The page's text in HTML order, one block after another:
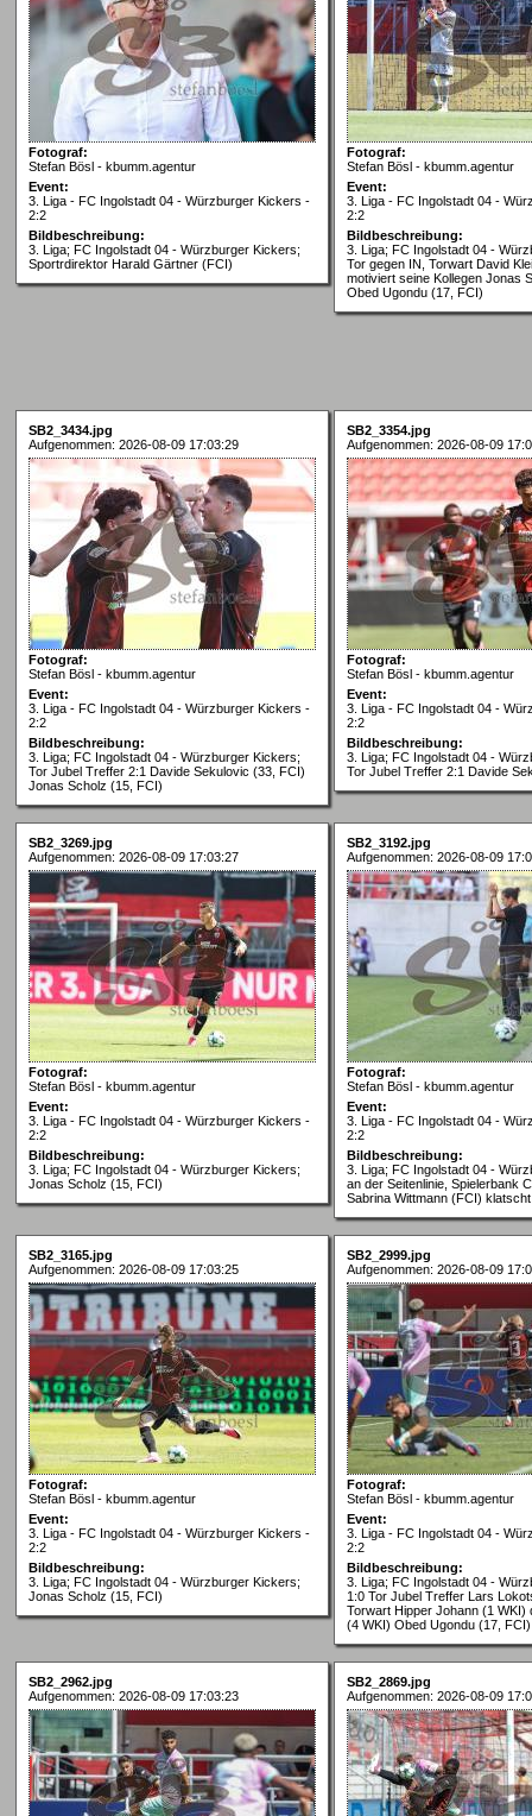
Fotograf:
Stefan Bösl - kbumm.agentur
Event:
3. Liga - FC Ingolstadt 04 - Würzburger Kickers -
2:2
Bildbeschreibung:
3. Liga; FC Ingolstadt 04 - Würzburger Kickers;
Sportrdirektor Harald Gärtner (FCI)
Fotograf:
Stefan Bösl - kbumm.agentur
Event:
3. Liga - FC Ingolstadt 04 -
2:2
Bildbeschreibung:
3. Liga; FC Ingolstadt 04 -
Tor gegen IN, Torwart David
motiviert seine Kollegen Jonas
Obed Ugondu (17, FCI)
SB2_3434.jpg
Aufgenommen: 2026-08-09 17:03:29
Fotograf:
Stefan Bösl - kbumm.agentur
Event:
3. Liga - FC Ingolstadt 04 - Würzburger Kickers -
2:2
Bildbeschreibung:
3. Liga; FC Ingolstadt 04 - Würzburger Kickers;
Tor Jubel Treffer 2:1 Davide Sekulovic (33, FCI)
Jonas Scholz (15, FCI)
SB2_3354.jpg
Aufgenommen: 2026-08-09
Fotograf:
Stefan Bösl - kbumm.agentur
Event:
3. Liga - FC Ingolstadt 04 -
2:2
Bildbeschreibung:
3. Liga; FC Ingolstadt 04 -
Tor Jubel Treffer 2:1 Davide
SB2_3269.jpg
Aufgenommen: 2026-08-09 17:03:27
Fotograf:
Stefan Bösl - kbumm.agentur
Event:
3. Liga - FC Ingolstadt 04 - Würzburger Kickers -
2:2
Bildbeschreibung:
3. Liga; FC Ingolstadt 04 - Würzburger Kickers;
Jonas Scholz (15, FCI)
SB2_3192.jpg
Aufgenommen: 2026-08-09
Fotograf:
Stefan Bösl - kbumm.agentur
Event:
3. Liga - FC Ingolstadt 04 -
2:2
Bildbeschreibung:
3. Liga; FC Ingolstadt 04 -
an der Seitenlinie, Spielerbank
Sabrina Wittmann (FCI) klatscht
SB2_3165.jpg
Aufgenommen: 2026-08-09 17:03:25
Fotograf:
Stefan Bösl - kbumm.agentur
Event:
3. Liga - FC Ingolstadt 04 - Würzburger Kickers -
2:2
Bildbeschreibung:
3. Liga; FC Ingolstadt 04 - Würzburger Kickers;
Jonas Scholz (15, FCI)
SB2_2999.jpg
Aufgenommen: 2026-08-09
Fotograf:
Stefan Bösl - kbumm.agentur
Event:
3. Liga - FC Ingolstadt 04 -
2:2
Bildbeschreibung:
3. Liga; FC Ingolstadt 04 -
1:0 Tor Jubel Treffer Lars
Torwart Hipper Johann (1 WKI)
(4 WKI) Obed Ugondu (17, FCI)
SB2_2962.jpg
Aufgenommen: 2026-08-09 17:03:23
SB2_2869.jpg
Aufgenommen: 2026-08-09